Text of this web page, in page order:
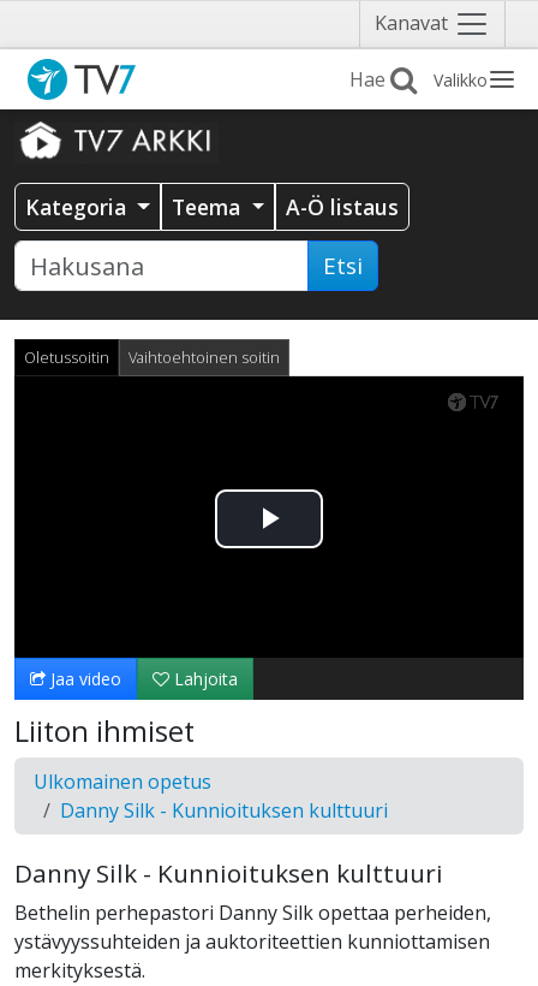
Kanavat Näytä
valikko
Valikko
Kategoria Teema A-Ö listaus
Etsi
Oletussoitin Vaihtoehtoinen soitin
Toista
Jaa video Lahjoita
Liiton ihmiset
Ulkomainen opetus
Danny Silk - Kunnioituksen kulttuuri
Danny Silk - Kunnioituksen kulttuuri
Bethelin perhepastori Danny Silk opettaa perheiden,
ystävyyssuhteiden ja auktoriteettien kunniottamisen
merkityksestä.